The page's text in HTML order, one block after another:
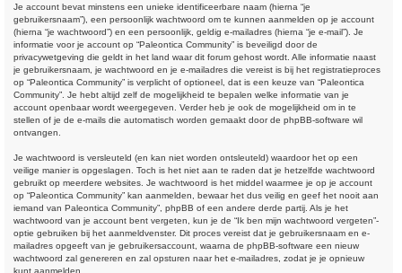
Je account bevat minstens een unieke identificeerbare naam (hierna “je
gebruikersnaam”), een persoonlijk wachtwoord om te kunnen aanmelden op je account
(hierna “je wachtwoord”) en een persoonlijk, geldig e-mailadres (hierna “je e-mail”). Je
informatie voor je account op “Paleontica Community” is beveiligd door de
privacywetgeving die geldt in het land waar dit forum gehost wordt. Alle informatie naast
je gebruikersnaam, je wachtwoord en je e-mailadres die vereist is bij het registratieproces
op “Paleontica Community” is verplicht of optioneel, dat is een keuze van “Paleontica
Community”. Je hebt altijd zelf de mogelijkheid te bepalen welke informatie van je
account openbaar wordt weergegeven. Verder heb je ook de mogelijkheid om in te
stellen of je de e-mails die automatisch worden gemaakt door de phpBB-software wil
ontvangen.
Je wachtwoord is versleuteld (en kan niet worden ontsleuteld) waardoor het op een
veilige manier is opgeslagen. Toch is het niet aan te raden dat je hetzelfde wachtwoord
gebruikt op meerdere websites. Je wachtwoord is het middel waarmee je op je account
op “Paleontica Community” kan aanmelden, bewaar het dus veilig en geef het nooit aan
iemand van Paleontica Community”, phpBB of een andere derde partij. Als je het
wachtwoord van je account bent vergeten, kun je de “Ik ben mijn wachtwoord vergeten”-
optie gebruiken bij het aanmeldvenster. Dit proces vereist dat je gebruikersnaam en e-
mailadres opgeeft van je gebruikersaccount, waarna de phpBB-software een nieuw
wachtwoord zal genereren en zal opsturen naar het e-mailadres, zodat je je opnieuw
kunt aanmelden.